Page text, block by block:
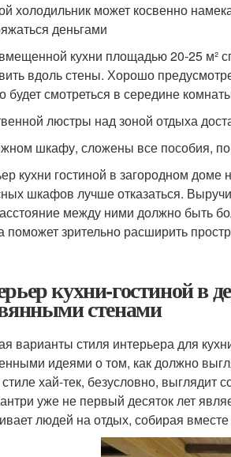
холодильник может косвенно
деньгами
кухни площадью 20-25 м²
вдоль стены. Хорошо
будет смотреться в середине
люстры над зоной отдыха
шкафу, сложены все пособия,
кухни гостиной в загородном
шкафов лучше отказаться.
между ними должно быть
поможет зрительно расширить
кухни-гостиной в
стенами
варианты стиля интерьера для
идеями о том, как должно
хай-тек, безусловно,
уже не первый десяток лет
людей на отдых, собирая